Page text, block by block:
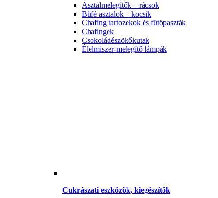
Asztalmelegítők – rácsok
Büfé asztalok – kocsik
Chafing tartozékok és fűtőpaszták
Chafingek
Csokoládészökőkutak
Élelmiszer-melegítő lámpák
Cukrászati eszközök, kiegészítők